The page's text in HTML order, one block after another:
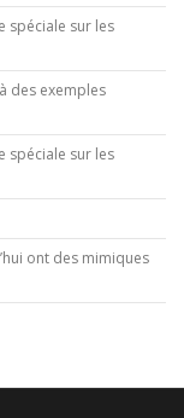
spéciale sur les
des exemples
spéciale sur les
ont des mimiques